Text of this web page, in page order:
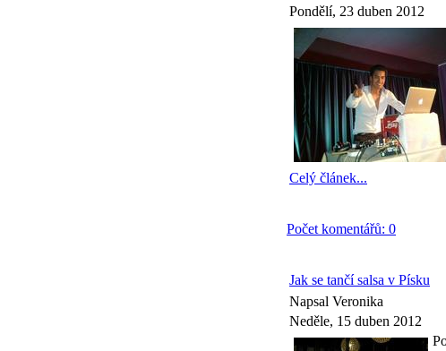
Pondělí, 23 duben 2012
Celý článek...
Počet komentářů: 0
Jak se tančí salsa v Písku
Napsal Veronika
Neděle, 15 duben 2012